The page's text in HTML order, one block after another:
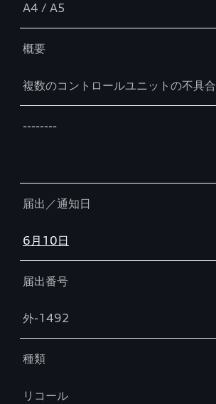
A4 / A5
概要
複数のコントロールユニットの不具合
--------
届出／通知日
6月10日
届出番号
外-1492
種類
リコール